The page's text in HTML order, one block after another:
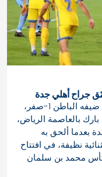
جراح أهلي جدة
ستعاد النصر توازنه بعد فوزه الصعب على ضيفه الباطن 1-صفر،
بالعاصمة الرياض،
بعدما ألحق به
نظيفة، في افتتاح
محمد بن سلمان